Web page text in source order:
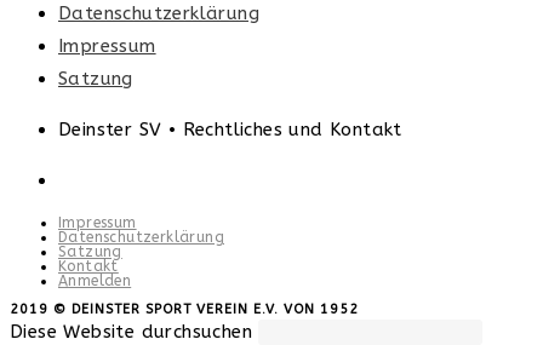
Datenschutzerklärung
Impressum
Satzung
Deinster SV • Rechtliches und Kontakt
Impressum
Datenschutzerklärung
Satzung
Kontakt
Anmelden
2019 © DEINSTER SPORT VEREIN E.V. VON 1952
Diese Website durchsuchen